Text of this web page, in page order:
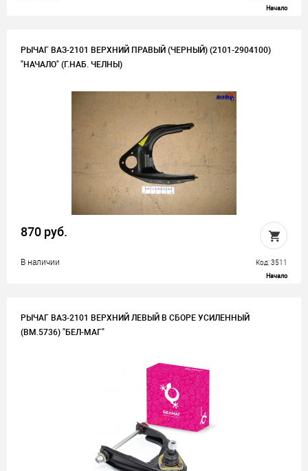
Начало
РЫЧАГ ВАЗ-2101 ВЕРХНИЙ ПРАВЫЙ (ЧЕРНЫЙ) (2101-2904100)
"НАЧАЛО" (Г.НАБ. ЧЕЛНЫ)
870 руб.
В наличии Код: 3511
Начало
РЫЧАГ ВАЗ-2101 ВЕРХНИЙ ЛЕВЫЙ В СБОРЕ УСИЛЕННЫЙ
(BM.5736) "БЕЛ-МАГ"